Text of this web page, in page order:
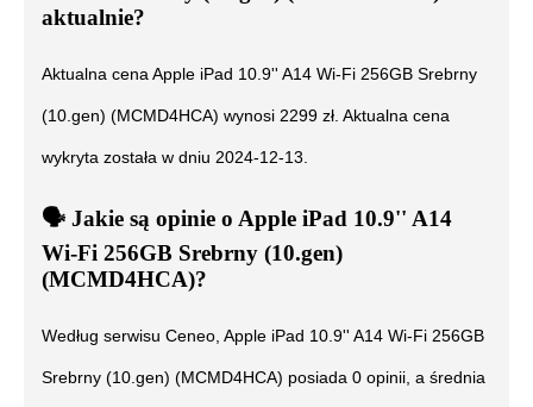
aktualnie?
Aktualna cena Apple iPad 10.9'' A14 Wi-Fi 256GB Srebrny
(10.gen) (MCMD4HCA) wynosi 2299 zł. Aktualna cena
wykryta została w dniu 2024-12-13
🗣️ ️ Jakie są opinie o Apple iPad 10.9'' A14
Wi-Fi 256GB Srebrny (10.gen)
(MCMD4HCA)?
Według serwisu Ceneo, Apple iPad 10.9'' A14 Wi-Fi 256GB
Srebrny (10.gen) (MCMD4HCA) posiada 0 opinii, a średnia